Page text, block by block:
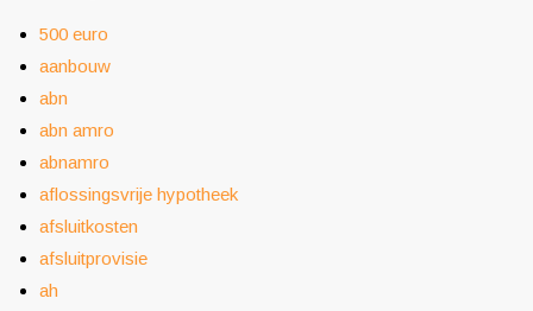
500 euro
aanbouw
abn
abn amro
abnamro
aflossingsvrije hypotheek
afsluitkosten
afsluitprovisie
ah